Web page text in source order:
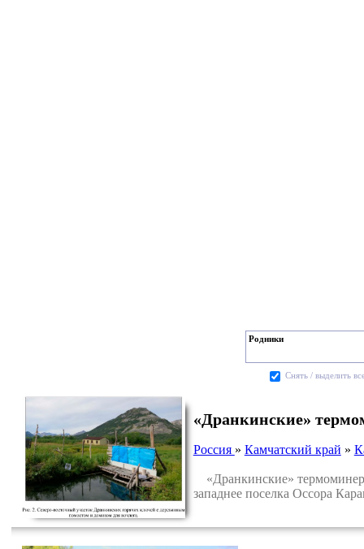
Родники
Cнять / выделить
«Дранкинские»
Россия » Камчатский край »
«Дранкинские»
западнее поселка Оссора